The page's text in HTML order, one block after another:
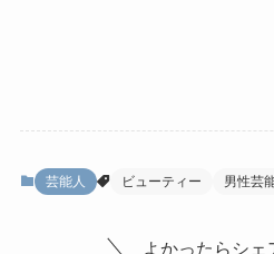
芸能人 ビューティー 男性芸
よかったらシェ